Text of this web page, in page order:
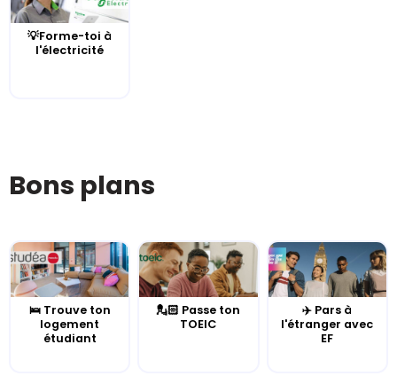
💡Forme-toi à
l'électricité
Bons plans
🛌 Trouve ton
logement
étudiant
💂🏻 Passe ton
TOEIC
✈️ Pars à
l'étranger avec
EF